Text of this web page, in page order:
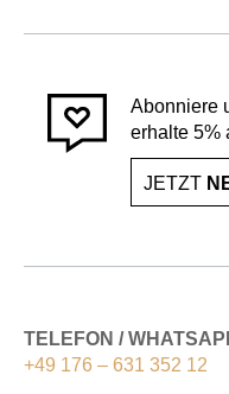
Abonniere
erhalte 5%
JETZT
TELEFON /
+49 176 – 631 352 12